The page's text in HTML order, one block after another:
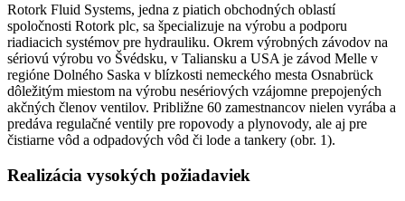
Rotork Fluid Systems, jedna z piatich obchodných oblastí
spoločnosti Rotork plc, sa špecializuje na výrobu a podporu
riadiacich systémov pre hydrauliku. Okrem výrobných závodov na
sériovú výrobu vo Švédsku, v Taliansku a USA je závod Melle v
regióne Dolného Saska v blízkosti nemeckého mesta Osnabrück
dôležitým miestom na výrobu nesériových vzájomne prepojených
akčných členov ventilov. Približne 60 zamestnancov nielen vyrába a
predáva regulačné ventily pre ropovody a plynovody, ale aj pre
čistiarne vôd a odpadových vôd či lode a tankery (obr. 1).
Realizácia vysokých požiadaviek